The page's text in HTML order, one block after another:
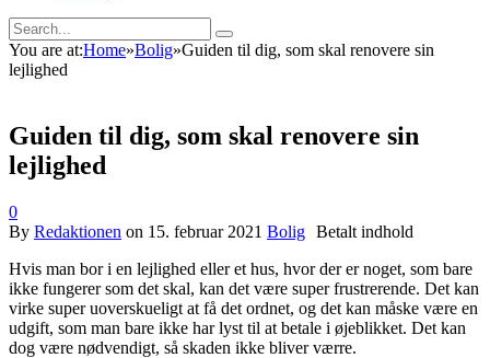
You are at:Home»Bolig»Guiden til dig, som skal renovere sin
lejlighed
Guiden til dig, som skal renovere sin
lejlighed
0
By Redaktionen on 15. februar 2021 Bolig
Hvis man bor i en lejlighed eller et hus, hvor der er noget, som bare
ikke fungerer som det skal, kan det være super frustrerende. Det kan
virke super uoverskueligt at få det ordnet, og det kan måske være en
udgift, som man bare ikke har lyst til at betale i øjeblikket. Det kan
dog være nødvendigt, så skaden ikke bliver værre.